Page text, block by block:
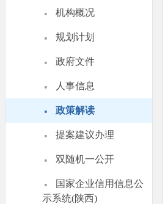
· 机构概况
· 规划计划
· 政府文件
· 人事信息
· 政策解读
· 提案建议办理
· 双随机一公开
·
国家企业信用信息公
示系统(陕西)